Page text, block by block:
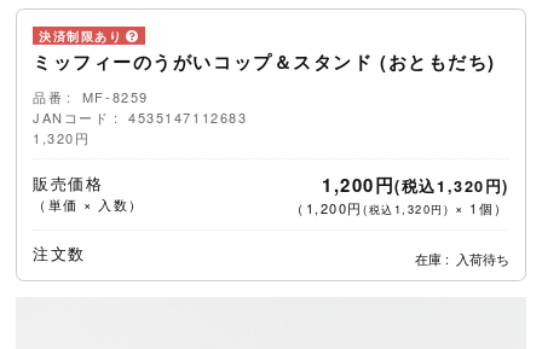
ミッフィーのうがいコップ＆スタンド (おともだち)
品番
MF-8259
JANコード
4535147112683
1,320円
販売価格
（単価 × 入数）
1,200円(税込1,320円)
（ 1,200円 (税込1,320円) × 1 個 ）
注文数 在庫 入荷待ち